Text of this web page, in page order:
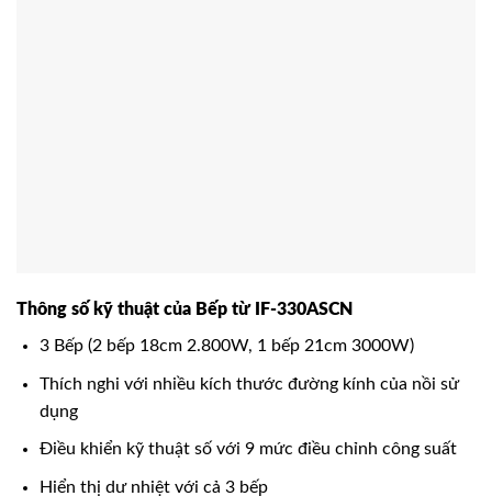
Thông số kỹ thuật của Bếp từ IF-330ASCN
3 Bếp (2 bếp 18cm 2.800W, 1 bếp 21cm 3000W)
Thích nghi với nhiều kích thước đường kính của nồi sử
dụng
Điều khiển kỹ thuật số với 9 mức điều chỉnh công suất
Hiển thị dư nhiệt với cả 3 bếp